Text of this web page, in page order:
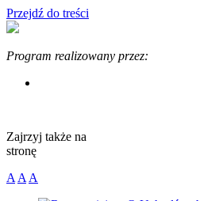
Przejdź do treści
Program realizowany przez:
Zajrzyj także na
stronę
A A A